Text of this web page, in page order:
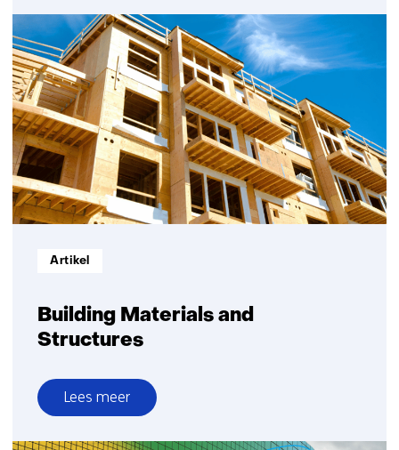
Bouwmaterialen
Building Materials and
Structures
Informatietype:
Artikel
Lees meer
over
Building